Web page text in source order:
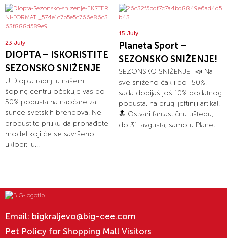
23 July
DIOPTA – ISKORISTITE
SEZONSKO SNIŽENJE
U Diopta radnji u našem
šoping centru očekuje vas do
50% popusta na naočare za
sunce svetskih brendova. Ne
propustite priliku da pronađete
model koji će se savršeno
uklopiti u...
15 July
Planeta Sport –
SEZONSKO SNIŽENJE!
SEZONSKO SNIŽENJE! 📣 Na
sve sniženo čak i do -50%,
sada dobijaš još 10% dodatnog
popusta, na drugi jeftiniji artikal.
🔝 Ostvari fantastičnu uštedu,
do 31. avgusta, samo u Planeti...
Email: bigkraljevo@big-cee.com
Pet Policy for Shopping Mall Visitors